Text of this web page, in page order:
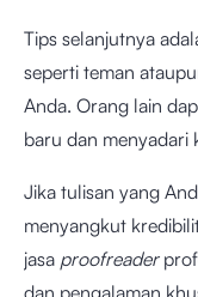
Tips selanjutnya
seperti teman
Anda. Orang lain
baru dan menyadari
Jika tulisan yang
menyangkut
jasa proofreader
dan pengalaman